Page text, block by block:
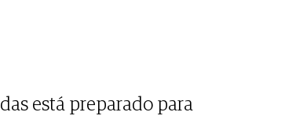
está preparado para